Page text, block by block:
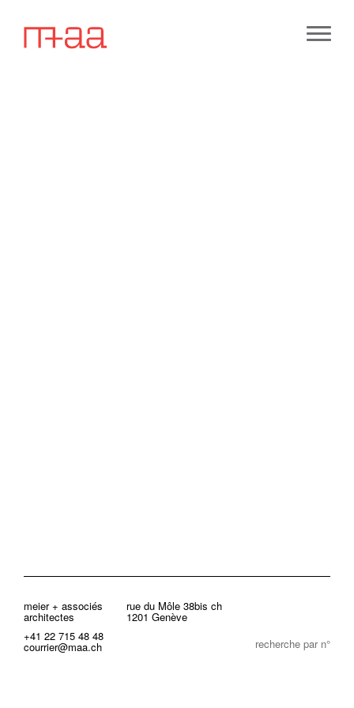
meier + associés
architectes
rue du Môle 38bis ch
1201 Genève
+41 22 715 48 48
courrier@maa.ch recherche par n°